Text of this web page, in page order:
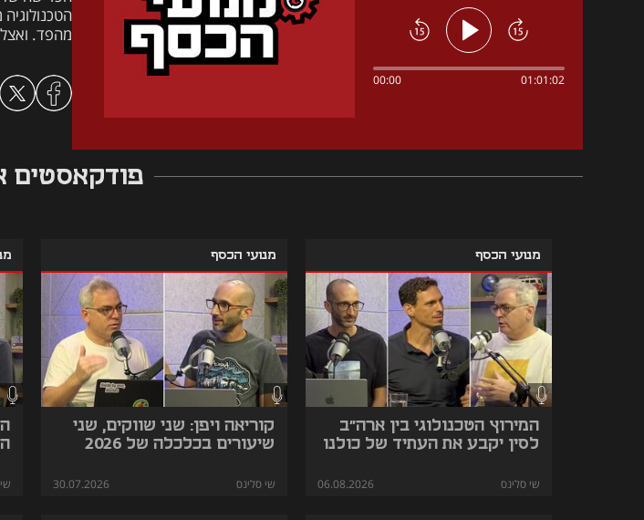
01:01:02
00:00
מהפד.
פודקאסטים
מנועי הכסף
המירוץ הטכנולוגי בין ארה״ב
לסין יקבע את העתיד של כולנו
שי סלינס 06.08.2026
מנועי הכסף
קוריאה ויפן: שני שווקים, שני
שיעורים בכלכלה של 2026
שי סלינס 30.07.2026